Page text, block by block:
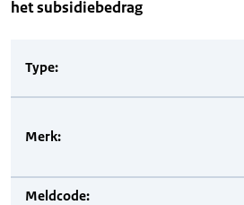
het subsidiebedrag
Type:
Merk:
Meldcode: